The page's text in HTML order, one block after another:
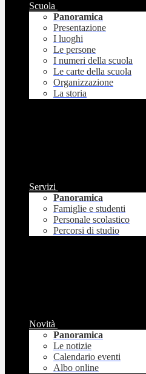
Scuola
Panoramica
Presentazione
I luoghi
Le persone
I numeri della scuola
Le carte della scuola
Organizzazione
La storia
Servizi
Panoramica
Famiglie e studenti
Personale scolastico
Percorsi di studio
Novità
Panoramica
Le notizie
Calendario eventi
Albo online